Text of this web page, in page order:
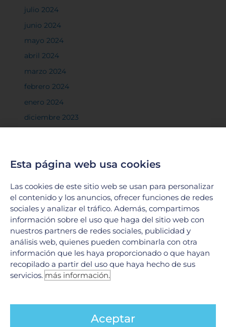
julio 2024
junio 2024
mayo 2024
abril 2024
marzo 2024
febrero 2024
enero 2024
diciembre 2023
septiembre 2023
julio 2023
junio 2023
mayo 2023
abril 2023
marzo 2023
febrero 2023
Esta página web usa cookies
Las cookies de este sitio web se usan para personalizar
el contenido y los anuncios, ofrecer funciones de redes
sociales y analizar el tráfico. Además, compartimos
información sobre el uso que haga del sitio web con
nuestros partners de redes sociales, publicidad y
análisis web, quienes pueden combinarla con otra
información que les haya proporcionado o que hayan
recopilado a partir del uso que haya hecho de sus
servicios.más información.
Aceptar